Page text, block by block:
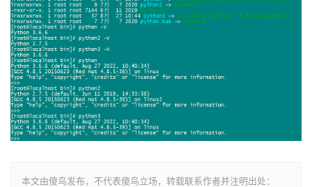
本文由傻鸟发布，不代表傻鸟立场，转载联系作者并注明出处：